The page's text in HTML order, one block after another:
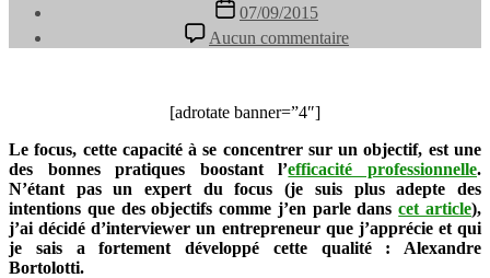
l’article
Date
l’article
07/09/2015
Aucun commentaire
La
Alexandre
Bortolotti
[adrotate banner=”4″]
Le focus, cette capacité à se concentrer sur un objectif, est une
des bonnes pratiques boostant l’efficacité professionnelle.
N’étant pas un expert du focus (je suis plus adepte des
intentions que des objectifs comme j’en parle danscet article),
j’ai décidé d’interviewer un entrepreneur que j’apprécie et qui
je sais a fortement développé cette qualité : Alexandre
Bortolotti.